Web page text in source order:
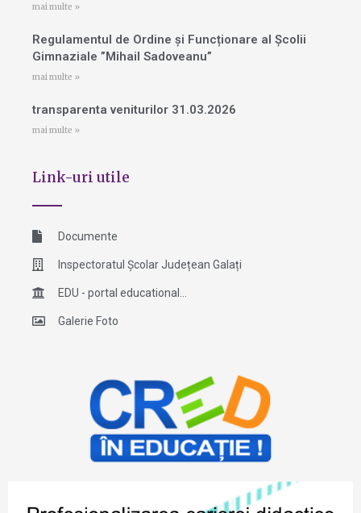
mai multe »
Regulamentul de Ordine și Funcționare al Școlii
Gimnaziale ”Mihail Sadoveanu”
mai multe »
transparenta veniturilor 31.03.2026
mai multe »
Link-uri utile
Documente
Inspectoratul Școlar Județean Galați
EDU - portal educational...
Galerie Foto